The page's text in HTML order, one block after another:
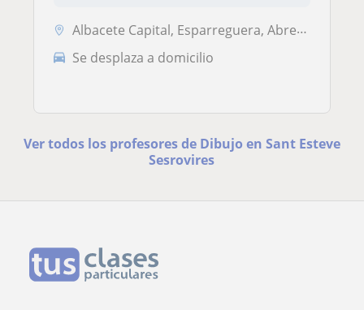
Albacete Capital, Esparreguera, Abrera, Olesa de Montserrat, Sant Esteve Sesrovires
Se desplaza a domicilio
Ver todos los profesores de Dibujo en Sant Esteve
Sesrovires